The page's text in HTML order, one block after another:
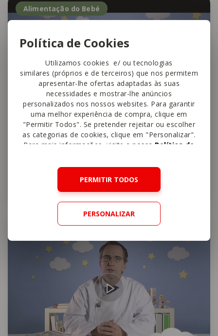
Política de Cookies
Utilizamos cookies e/ ou tecnologias
similares (próprios e de terceiros) que nos permitem
apresentar-lhe ofertas adaptadas às suas
necessidades e mostrar-lhe anúncios
personalizados nos nossos websites. Para garantir
uma melhor experiência de compra, clique em
"Permitir Todos". Se pretender rejeitar ou escolher
as categorias de cookies, clique em "Personalizar".
Para mais informações, visite a nossa Política de
PERMITIR TODOS
PERSONALIZAR
Alimentação do Bebé
Prof. Paulo Oom
As vantagens do leite artificial
Alimentação do Bebé